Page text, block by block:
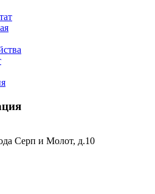
Серп и Молот, д.10